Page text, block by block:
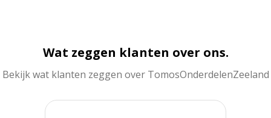
Wat zeggen klanten over ons.
Bekijk wat klanten zeggen over TomosOnderdelenZeeland